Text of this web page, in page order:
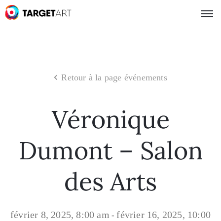
Retour à la page événements
Véronique
Dumont – Salon
des Arts
février 8, 2025, 8:00 am -février 16, 2025, 10:00